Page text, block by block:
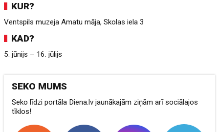
KUR?
Ventspils muzeja Amatu māja, Skolas iela 3
KAD?
5. jūnijs – 16. jūlijs
SEKO MUMS
Seko līdzi portāla Diena.lv jaunākajām ziņām arī sociālajos
tīklos!